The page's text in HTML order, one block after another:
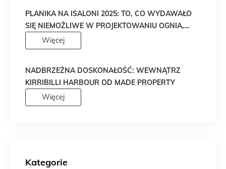
PLANIKA NA ISALONI 2025: TO, CO WYDAWAŁO
SIĘ NIEMOŻLIWE W PROJEKTOWANIU OGNIA,
WŁAŚNIE STAŁO SIĘ RZECZYWISTOŚCIĄ!
Więcej
NADBRZEŻNA DOSKONAŁOŚĆ: WEWNĄTRZ
KIRRIBILLI HARBOUR OD MADE PROPERTY
Więcej
Kategorie